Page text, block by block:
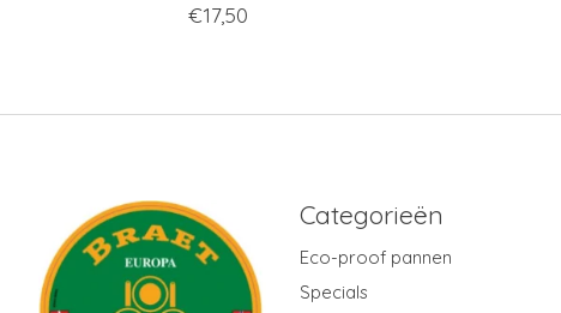
€17,50
Categorieën
Eco-proof pannen
Specials